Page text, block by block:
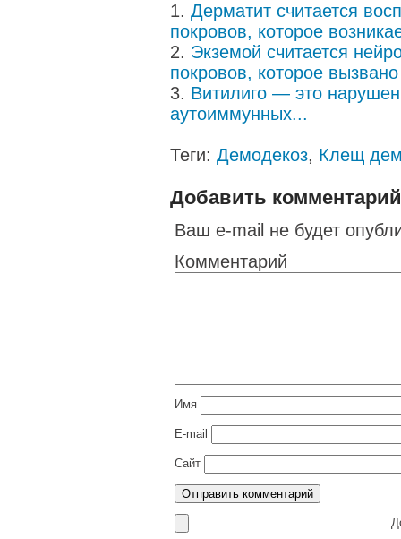
Дерматит считается
покровов, которое
Экземой считается
покровов, которое
Витилиго — это
аутоиммунных...
Теги: Демодекоз, Клещ
Добавить комментарий
Ваш e-mail не будет
Комментарий
Имя
E-mail
Сайт